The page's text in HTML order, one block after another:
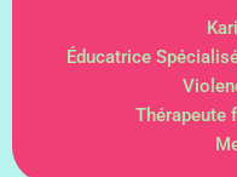
Éducatrice
Thérapeute